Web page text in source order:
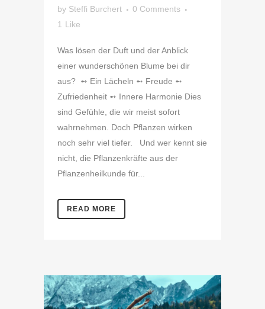
by Steffi Burchert
0 Comments
1 Like
⁣Was lösen der Duft und der Anblick
einer wunderschönen Blume bei dir
aus? ⁣ ➻ Ein Lächeln⁣ ➻ Freude⁣ ➻
Zufriedenheit⁣ ➻ Innere Harmonie⁣ Dies
sind Gefühle, die wir meist sofort
wahrnehmen. Doch Pflanzen wirken
noch sehr viel tiefer. ⁣ ⁣ Und wer kennt sie
nicht, die Pflanzenkräfte aus der
Pflanzenheilkunde für...
READ MORE